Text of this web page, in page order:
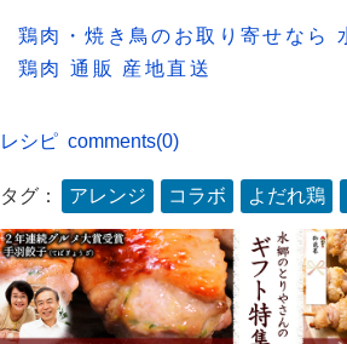
鶏肉・焼き鳥のお取り寄せなら
鶏肉 通販 産地直送
レシピ comments(0)
タグ： アレンジ コラボ よだれ鶏